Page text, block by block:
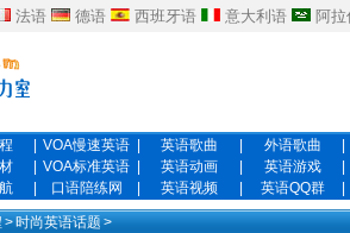
法语 德语 西班牙语 意大利语 阿
VOA慢速英语 英语歌曲 外语歌曲
VOA标准英语 英语动画 英语游戏
口语陪练网 英语视频 英语QQ群
>时尚英语话题 >